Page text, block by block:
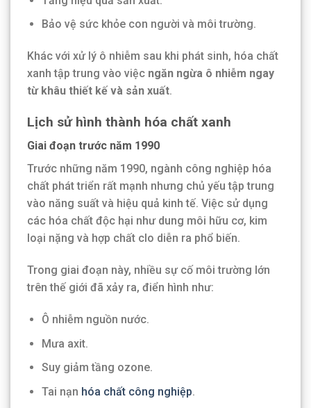
Bảo vệ sức khỏe con người và môi trường.
Khác với xử lý ô nhiễm sau khi phát sinh, hóa chất
xanh tập trung vào việc ngăn ngừa ô nhiễm ngay
từ khâu thiết kế và sản xuất.
Lịch sử hình thành hóa chất xanh
Giai đoạn trước năm 1990
Trước những năm 1990, ngành công nghiệp hóa
chất phát triển rất mạnh nhưng chủ yếu tập trung
vào năng suất và hiệu quả kinh tế. Việc sử dụng
các hóa chất độc hại như dung môi hữu cơ, kim
loại nặng và hợp chất clo diễn ra phổ biến.
Trong giai đoạn này, nhiều sự cố môi trường lớn
trên thế giới đã xảy ra, điển hình như:
Ô nhiễm nguồn nước.
Mưa axit.
Suy giảm tầng ozone.
Tai nạn hóa chất công nghiệp.